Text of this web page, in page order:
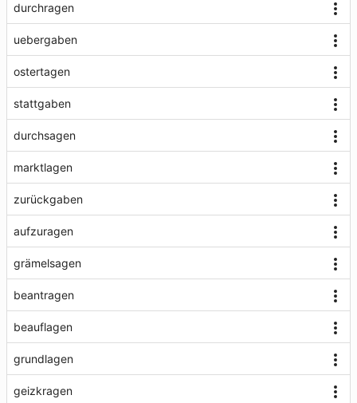
durchragen
uebergaben
ostertagen
stattgaben
durchsagen
marktlagen
zurückgaben
aufzuragen
grämelsagen
beantragen
beauflagen
grundlagen
geizkragen